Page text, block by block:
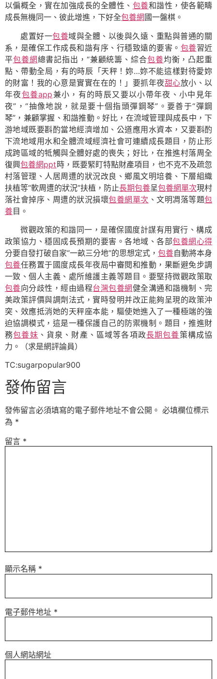
以偏概全，實在加強成長的全體性、 包養和諧性，使各範疇
成長無機同一、彼此增進，下好全包養網 國一盤棋。
處置好一包養域與全體、以後與久遠、重點與普通的關
系，是確保工作成長和諧有序、行穩致遠的要害。 包養習近
平包養網總書記指出，“兼顧統籌、綜合包養均衡，凸起重
點、帶動全局，有的時辰「天秤！妳…妳不能這樣對待愛妳
的財富！我的心意是實實在在的！」要抓年夜甜心放小、以
年夜包養app 兼小，有的時辰又要以小帶年夜、小中見年
夜”，“抽像地說，就是要十個指頭彈鋼琴”。要善于“彈鋼
琴”，兼顧掌握、和諧推動。好比，在流域管理與成長中，下
游地域既要斟酌當地經濟增加、公道應用水資本，又要斟酌
下流地域用水和全體流域經濟社會可連續成長題目，防止形
成跨區域的牴觸與全體好處的喪失；好比，在推進村落周全
復興包養網ppt時，既要緊盯特點財產項目，也不克不及疏忽
村落管理、人居周遭的狀況改良、鄉風文明培養、下層組織
扶植等“軟周遭的狀況”扶植，防止長期包養呈包養網單次現村
落社會掉序、周遭的狀況損壞包養網單次 、文明凋落等題包
養目。
微觀政策的和諧同一，是確保國度計謀有用實行、構成
政策協力、穩固成長預期的要害。各地域、各部包養網心得
分要自發打破自家“一畝三分地”的思想定式， 包養自動將本身
包養任務置于國度成長年夜局中審閱和推動，果斷避免步調
一致、個人主義、處所維護主義等題目。要堅持微觀政策取
包養向分歧性，經由過程台灣包養網健全溝通和諧機制、完
美政策評價與調劑法式，實時發明并改正能夠呈現的政策沖
突、效應抵消她的天秤座本能，驅使她進入了一種極端的強
迫協調模式，這是一種保護自己的防禦機制。題目，推進財
務包養妹 、貨泉、財產、區域等各項政長期包養策構成協
力。（求是網評論員）
TC:sugarpopular900
發佈留言
發佈留言必須填寫的電子郵件地址不會公開。 必填欄位標示
為 *
留言 *
顯示名稱 *
電子郵件地址 *
個人網站網址